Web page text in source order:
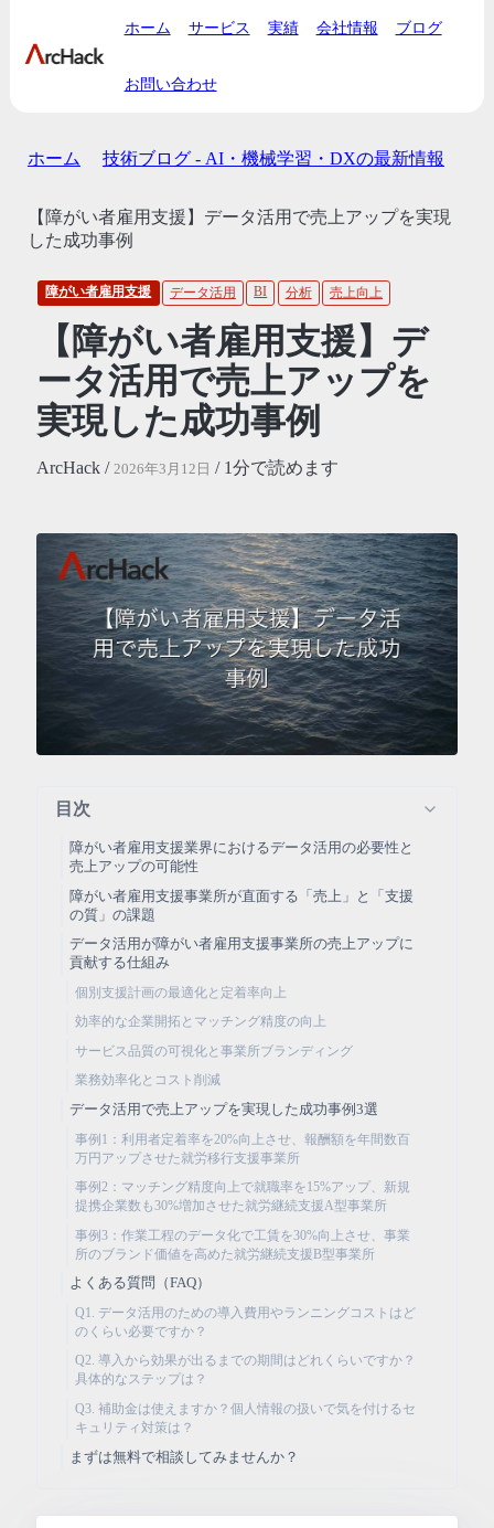
ホーム サービス 実績 会社情報 ブログ
お問い合わせ
ホーム 技術ブログ - AI・機械学習・DXの最新情報
【障がい者雇用支援】データ活用で売上アップを実現
した成功事例
障がい者雇用支援 データ活用 BI 分析 売上向上
【障がい者雇用支援】デ
ータ活用で売上アップを
実現した成功事例
ArcHack / 2026年3月12日 / 1分で読めます
目次
障がい者雇用支援業界におけるデータ活用の必要性と
売上アップの可能性
障がい者雇用支援事業所が直面する「売上」と「支援
の質」の課題
データ活用が障がい者雇用支援事業所の売上アップに
貢献する仕組み
個別支援計画の最適化と定着率向上
効率的な企業開拓とマッチング精度の向上
サービス品質の可視化と事業所ブランディング
業務効率化とコスト削減
データ活用で売上アップを実現した成功事例3選
事例1：利用者定着率を20%向上させ、報酬額を年間数百
万円アップさせた就労移行支援事業所
事例2：マッチング精度向上で就職率を15%アップ、新規
提携企業数も30%増加させた就労継続支援A型事業所
事例3：作業工程のデータ化で工賃を30%向上させ、事業
所のブランド価値を高めた就労継続支援B型事業所
よくある質問（FAQ）
Q1. データ活用のための導入費用やランニングコストはど
のくらい必要ですか？
Q2. 導入から効果が出るまでの期間はどれくらいですか？
具体的なステップは？
Q3. 補助金は使えますか？個人情報の扱いで気を付けるセ
キュリティ対策は？
まずは無料で相談してみませんか？